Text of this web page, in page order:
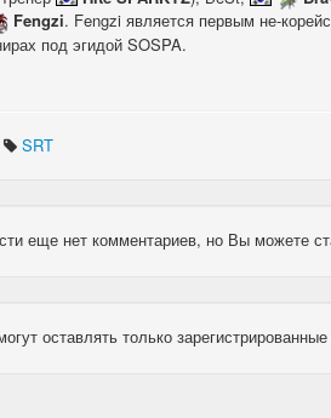
Fengzi. Fengzi является первым не-
под эгидой SOSPA.
SRT
еще нет комментариев, но Вы можете
оставлять только